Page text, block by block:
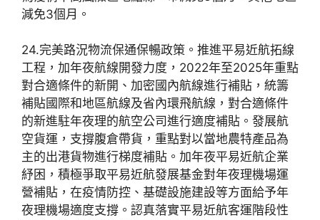
減免3個月。
24.完美路況物流保通保暢政策。推進平易近航拓線
工程，加年夜航線開發力度，2022年至2025年重點
對合適條件的新開、加密國內航線進行補貼，統籌
補貼國際和地區航線及省內環飛航線，對合適條件
的新進駐年夜理的航空公司進行適度補貼。發展航
空貨運，支撐腹倉帶貨，重點對以當地農特產品為
主的出港貨物進行梯度補貼。加年夜平易近航企業
紓困，積極爭取平易近航發展基金對年夜理機場運
營補貼，在疫情防控、基礎設施建設等方面給予年
夜理機場適度支撐。認真落實平易近航客運階段性